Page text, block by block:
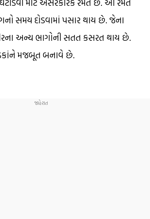
માટે અસરકારક રમત છે. આ રમત
સમય દોડવામાં પસાર થાય છે. જેના
અન્ય ભાગોની સતત કસરત થાય છે.
મજબૂત બનાવે છે.